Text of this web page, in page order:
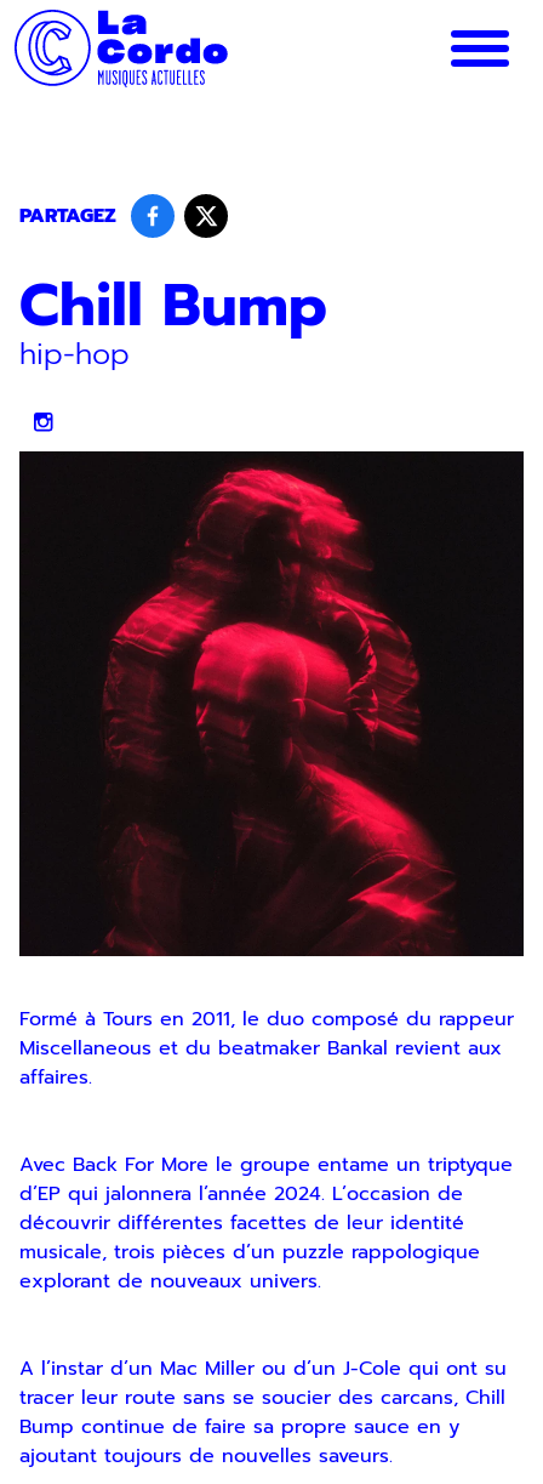
Panneau de gestion des cookies
PARTAGEZ
Chill Bump
hip-hop
Formé à Tours en 2011, le duo composé du rappeur
Miscellaneous et du beatmaker Bankal revient aux
affaires.
Avec Back For More le groupe entame un triptyque
d’EP qui jalonnera l’année 2024. L’occasion de
découvrir différentes facettes de leur identité
musicale, trois pièces d’un puzzle rappologique
explorant de nouveaux univers.
A l’instar d’un Mac Miller ou d’un J-Cole qui ont su
tracer leur route sans se soucier des carcans, Chill
Bump continue de faire sa propre sauce en y
ajoutant toujours de nouvelles saveurs.